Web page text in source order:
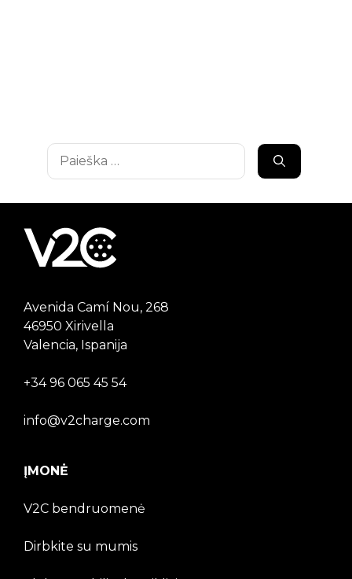
Ieškoti:
Avenida Camí Nou, 268
46950 Xirivella
Valencia, Ispanija
+34 96 065 45 54
info@v2charge.com
ĮMONĖ
V2C bendruomenė
Dirbkite su mumis